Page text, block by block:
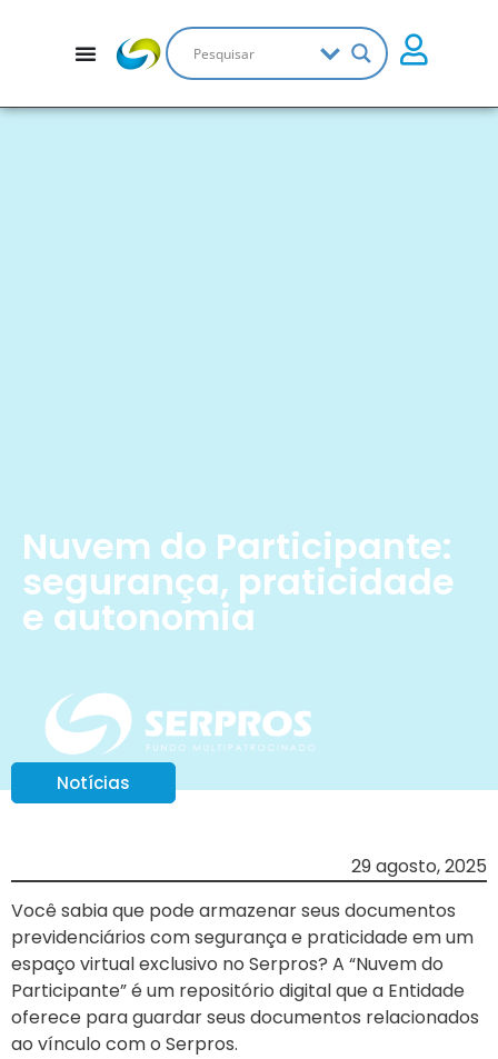
Nuvem do Participante:
segurança, praticidade
e autonomia
Notícias
29 agosto, 2025
Você sabia que pode armazenar seus documentos
previdenciários com segurança e praticidade em um
espaço virtual exclusivo no Serpros? A “Nuvem do
Participante” é um repositório digital que a Entidade
oferece para guardar seus documentos relacionados
ao vínculo com o Serpros.